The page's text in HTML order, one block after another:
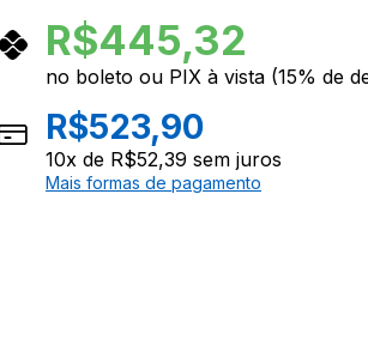
R$445,32
no boleto ou PIX à vista (15% de
R$523,90
10x de R$52,39 sem juros
Mais formas de pagamento